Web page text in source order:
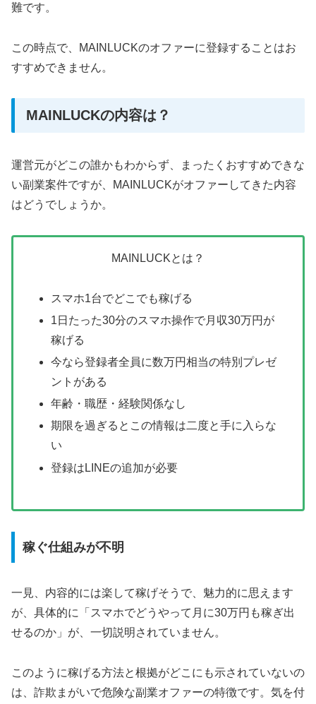
難です。
この時点で、MAINLUCKのオファーに登録することはお
すすめできません。
MAINLUCKの内容は？
運営元がどこの誰かもわからず、まったくおすすめできな
い副業案件ですが、MAINLUCKがオファーしてきた内容
はどうでしょうか。
MAINLUCKとは？
スマホ1台でどこでも稼げる
1日たった30分のスマホ操作で月収30万円が
稼げる
今なら登録者全員に数万円相当の特別プレゼ
ントがある
年齢・職歴・経験関係なし
期限を過ぎるとこの情報は二度と手に入らな
い
登録はLINEの追加が必要
稼ぐ仕組みが不明
一見、内容的には楽して稼げそうで、魅力的に思えます
が、具体的に「スマホでどうやって月に30万円も稼ぎ出
せるのか」が、一切説明されていません。
このように稼げる方法と根拠がどこにも示されていないの
は、詐欺まがいで危険な副業オファーの特徴です。気を付